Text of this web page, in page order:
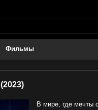
Фильмы
(2023)
В мире, где мечты